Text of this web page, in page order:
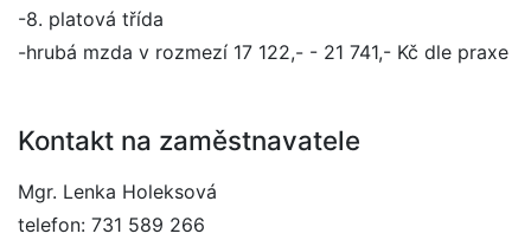
-8. platová třída
-hrubá mzda v rozmezí 17 122,- - 21 741,- Kč dle praxe
Kontakt na zaměstnavatele
Mgr. Lenka Holeksová
telefon: 731 589 266